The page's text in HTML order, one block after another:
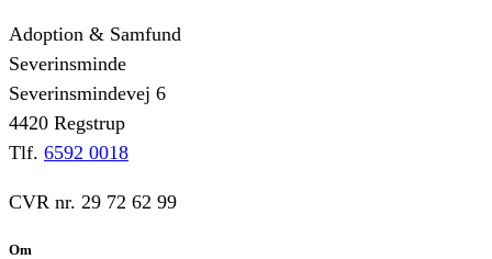
Adoption & Samfund
Severinsminde
Severinsmindevej 6
4420 Regstrup
Tlf. 6592 0018
CVR nr. 29 72 62 99
Om